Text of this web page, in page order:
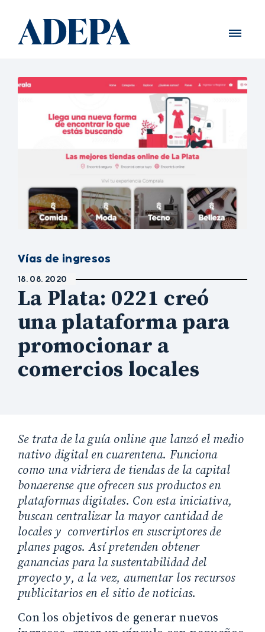
Vías de ingresos
18. 08. 2020
La Plata: 0221 creó
una plataforma para
promocionar a
comercios locales
Se trata de la guía online que lanzó el medio
nativo digital en cuarentena. Funciona
como una vidriera de tiendas de la capital
bonaerense que ofrecen sus productos en
plataformas digitales. Con esta iniciativa,
buscan centralizar la mayor cantidad de
locales y convertirlos en suscriptores de
planes pagos. Así pretenden obtener
ganancias para la sustentabilidad del
proyecto y, a la vez, aumentar los recursos
publicitarios en el sitio de noticias.
Con los objetivos de generar nuevos